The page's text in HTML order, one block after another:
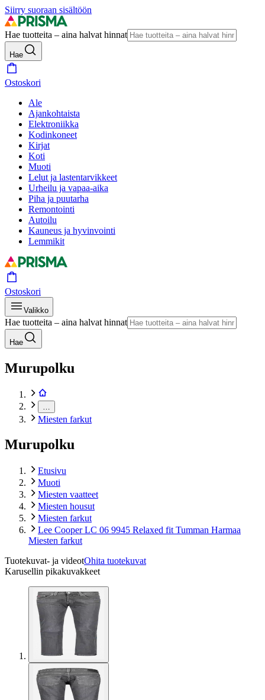
Siirry suoraan sisältöön
Hae tuotteita – aina halvat hinnat
Hae
Ostoskori
Ale
Ajankohtaista
Elektroniikka
Kodinkoneet
Kirjat
Koti
Muoti
Lelut ja lastentarvikkeet
Urheilu ja vapaa-aika
Piha ja puutarha
Remontointi
Autoilu
Kauneus ja hyvinvointi
Lemmikit
Ostoskori
Valikko
Hae tuotteita – aina halvat hinnat
Hae
Murupolku
Miesten farkut
Murupolku
Etusivu
Muoti
Miesten vaatteet
Miesten housut
Miesten farkut
Lee Cooper LC 06 9945 Relaxed fit Tumman Harmaa
Miesten farkut
Tuotekuvat- ja videotOhita tuotekuvat
Karusellin pikakuvakkeet